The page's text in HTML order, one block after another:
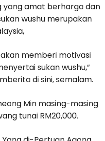
yang amat berharga dan
wushu merupakan
memberi motivasi
sukan wushu,”
di sini, semalam.
Min masing-masing
tunai RM20,000.